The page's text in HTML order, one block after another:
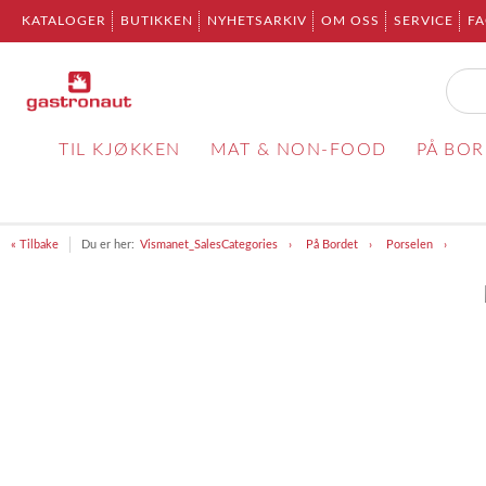
KATALOGER BUTIKKEN NYHETSARKIV OM OSS SERVICE
TIL KJØKKEN MAT & NON-FOOD PÅ
« Tilbake Du er her: Vismanet_SalesCategories På Bordet Porselen